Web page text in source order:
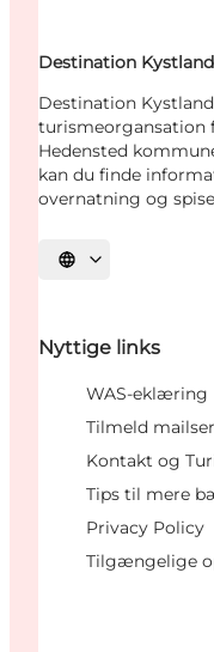
Destination
Destination
turismeorgansation
Hedensted
kan du finde
overnatning og
Vælg sprog
Nyttige links
WAS-eklæring
Tilmeld
Kontakt og
Tips til mere
Privacy Policy
Tilgængelige